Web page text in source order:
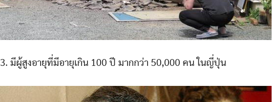
3. มีผู้สูงอายุที่มีอายุเกิน 100 ปี มากกว่า 50,000 คน ในญี่ปุ่น